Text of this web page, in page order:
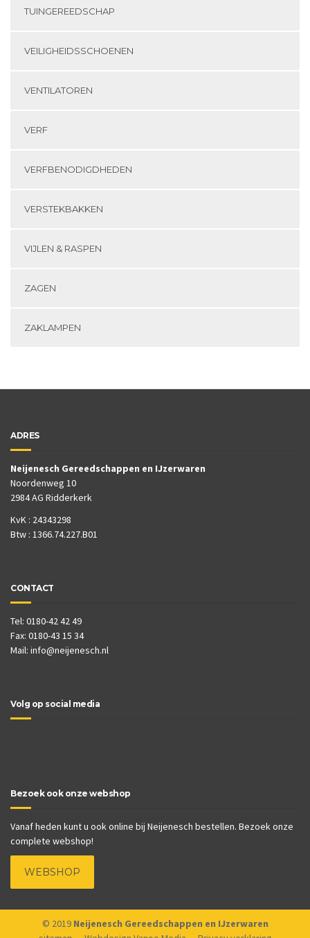
TUINGEREEDSCHAP
VEILIGHEIDSSCHOENEN
VENTILATOREN
VERF
VERFBENODIGDHEDEN
VERSTEKBAKKEN
VIJLEN & RASPEN
ZAGEN
ZAKLAMPEN
ADRES
Neijenesch Gereedschappen en IJzerwaren
Noordenweg 10
2984 AG Ridderkerk
KvK : 24343298
Btw : 1366.74.227.B01
CONTACT
Tel: 0180-42 42 49
Fax: 0180-43 15 34
Mail: info@neijenesch.nl
Volg op social media
Bezoek ook onze webshop
Vanaf heden kunt u ook online bij Neijenesch bestellen. Bezoek onze
complete webshop!
WEBSHOP
© 2019 Neijenesch Gereedschappen en IJzerwaren